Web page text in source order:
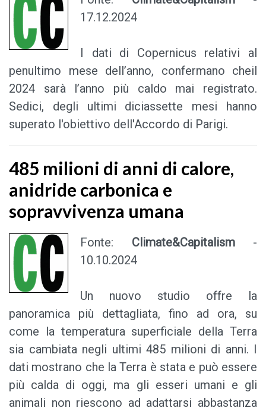
17.12.2024
I dati di Copernicus relativi al
penultimo mese dell’anno, confermano cheil
2024 sarà l’anno più caldo mai registrato.
Sedici, degli ultimi diciassette mesi hanno
superato l'obiettivo dell'Accordo di Parigi.
485 milioni di anni di calore,
anidride carbonica e
sopravvivenza umana
Fonte: Climate&Capitalism-
10.10.2024
Un nuovo studio offre la
panoramica più dettagliata, fino ad ora, su
come la temperatura superficiale della Terra
sia cambiata negli ultimi 485 milioni di anni. I
dati mostrano che la Terra è stata e può essere
più calda di oggi, ma gli esseri umani e gli
animali non riescono ad adattarsi abbastanza